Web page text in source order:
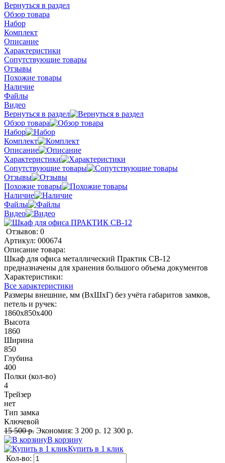
Вернуться в раздел
Обзор товара
Набор
Комплект
Описание
Характеристики
Сопутствующие товары
Отзывы
Похожие товары
Наличие
Файлы
Видео
Вернуться в раздел
Обзор товара
Набор
Комплект
Описание
Характеристики
Сопутствующие товары
Отзывы
Похожие товары
Наличие
Файлы
Видео
Отзывов: 0
Артикул: 000674
Описание товара:
Шкаф для офиса металлический Практик СВ-12
предназначены для хранения большого объема документов
Характеристики:
Все характеристики
Размеры внешние, мм (ВхШхГ) без учёта габаритов замков,
петель и ручек:
1860x850x400
Высота
1860
Ширина
850
Глубина
400
Полки (кол-во)
4
Трейзер
нет
Тип замка
Ключевой
15 500 р. Экономия: 3 200 р. 12 300 р.
В корзину
Купить в 1 клик
Кол-во: